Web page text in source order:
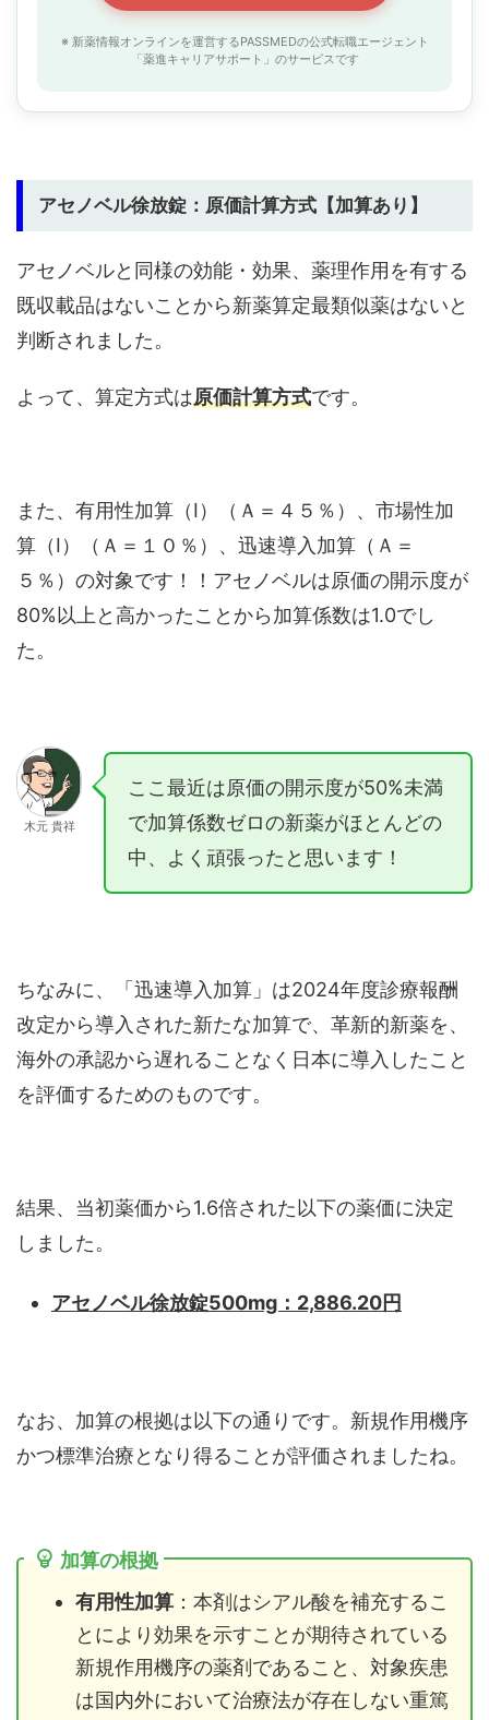
※ 新薬情報オンラインを運営するPASSMEDの公式転職エージェント
「薬進キャリアサポート」のサービスです
アセノベル徐放錠：原価計算方式【加算あり】
アセノベルと同様の効能・効果、薬理作用を有する
既収載品はないことから新薬算定最類似薬はないと
判断されました。
よって、算定方式は原価計算方式です。
また、有用性加算（Ⅰ）（Ａ＝４５％）、市場性加
算（Ⅰ）（Ａ＝１０％）、迅速導入加算（Ａ＝
５％）の対象です！！アセノベルは原価の開示度が
80%以上と高かったことから加算係数は1.0でし
た。
木元 貴祥
ここ最近は原価の開示度が50%未満
で加算係数ゼロの新薬がほとんどの
中、よく頑張ったと思います！
ちなみに、「迅速導入加算」は2024年度診療報酬
改定から導入された新たな加算で、革新的新薬を、
海外の承認から遅れることなく日本に導入したこと
を評価するためのものです。
結果、当初薬価から1.6倍された以下の薬価に決定
しました。
アセノベル徐放錠500mg：2,886.20円
なお、加算の根拠は以下の通りです。新規作用機序
かつ標準治療となり得ることが評価されましたね。
加算の根拠
有用性加算 ：本剤はシアル酸を補充するこ
とにより効果を示すことが期待されている
新規作用機序の薬剤であること、対象疾患
は国内外において治療法が存在しない重篤